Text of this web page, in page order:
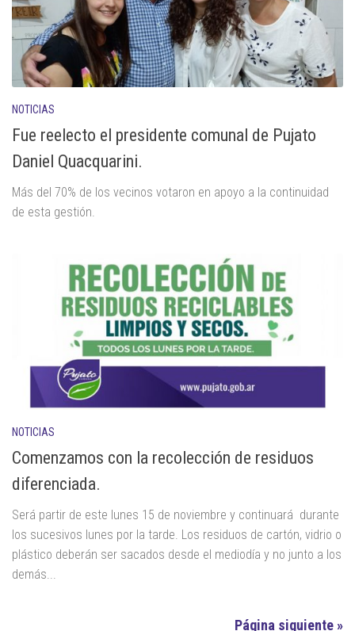
NOTICIAS
Fue reelecto el presidente comunal de Pujato
Daniel Quacquarini.
Más del 70% de los vecinos votaron en apoyo a la continuidad
de esta gestión.
NOTICIAS
Comenzamos con la recolección de residuos
diferenciada.
Será partir de este lunes 15 de noviembre y continuará durante
los sucesivos lunes por la tarde. Los residuos de cartón, vidrio o
plástico deberán ser sacados desde el mediodía y no junto a los
demás...
Página siguiente »